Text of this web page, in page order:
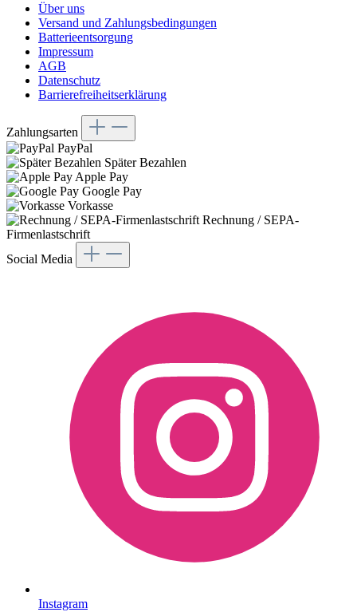
Über uns
Versand und Zahlungsbedingungen
Batterieentsorgung
Impressum
AGB
Datenschutz
Barrierefreiheitserklärung
Zahlungsarten
PayPal
Später Bezahlen
Apple Pay
Google Pay
Vorkasse
Rechnung / SEPA-
Firmenlastschrift
Social Media
Instagram